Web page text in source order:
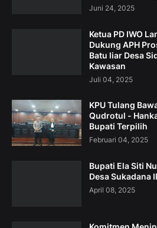
Juni 24, 2025
Ketua PD IWO
Dukung APH
Batu liar Desa
Kawasan
Juli 04, 2025
KPU Tulang
Qudrotul -
Bupati Terpilih
Februari 04, 2025
Bupati Ela Siti
Desa Sukadana
April 08, 2025